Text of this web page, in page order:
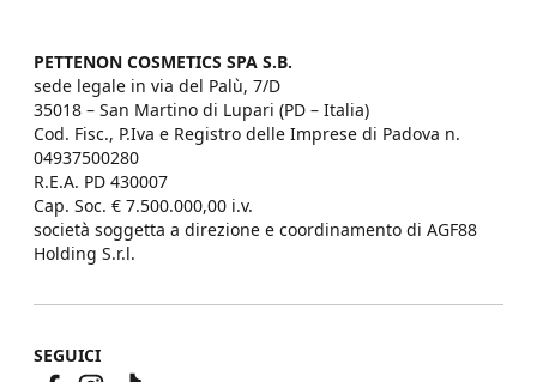
PETTENON COSMETICS SPA S.B.
sede legale in via del Palù, 7/D
35018 – San Martino di Lupari (PD – Italia)
Cod. Fisc., P.Iva e Registro delle Imprese di Padova n.
04937500280
R.E.A. PD 430007
Cap. Soc. € 7.500.000,00 i.v.
società soggetta a direzione e coordinamento di AGF88
Holding S.r.l.
SEGUICI